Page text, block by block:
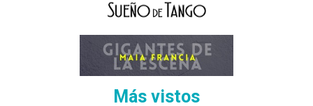
Más vistos